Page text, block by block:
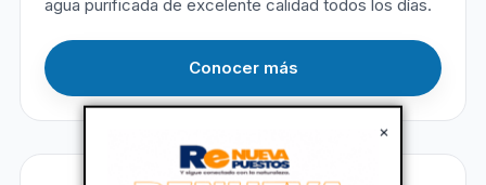
×
agua purificada de excelente calidad todos los días.
Conocer más